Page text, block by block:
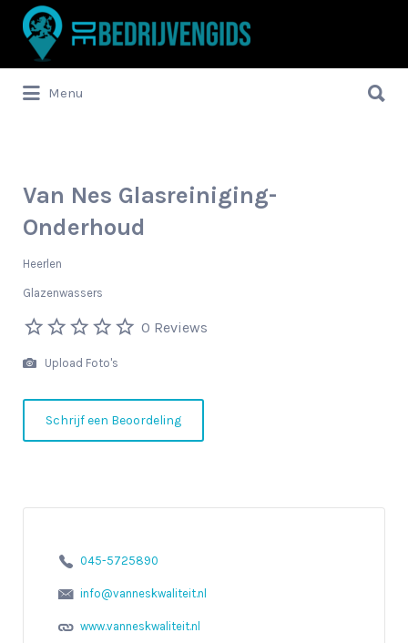
Zoek
naar:
Menu
naar:
Van Nes Glasreiniging-
Onderhoud
Heerlen
Glazenwassers
0 Reviews
Upload Foto's
Schrijf een Beoordeling
045-5725890
info@vanneskwaliteit.nl
www.vanneskwaliteit.nl